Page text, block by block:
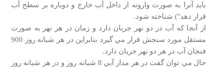
بايد آنرا به صورت وارونه از داخل آب خارج و دوباره بر سطح آب
قرار دهد") شناخته شود.
از آنجا كه آب در دو نهر جريان دارد و زمان در هر نهر به صورت
مستقل مورد سنجش قرار مي گيرد بنابراين در هر شبانه روز 900
فنجان آب در هر دو نهر جريان دارد.
حال مي توان گفت در هر مدار آبي 8 شبانه روز و در هر شبانه روز